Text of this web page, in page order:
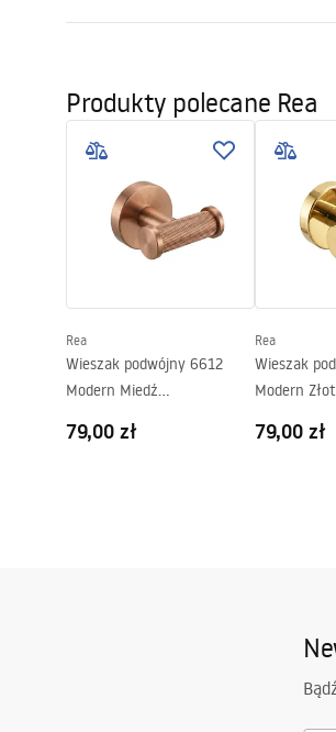
Sposób montażu:
Szerokość (mm):
Wysokość (mm):
Głębokość (mm):
Produkty polecane Rea
Rea
Wieszak podwójny 6612
Modern Miedź
79,00 zł
Rea
Wieszak
Modern
79,00 zł